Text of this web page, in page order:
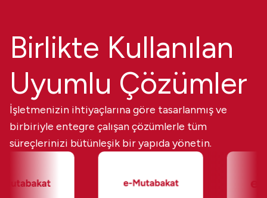
Birlikte Kullanılan
Uyumlu Çözümler
İşletmenizin ihtiyaçlarına göre tasarlanmış ve
birbiriyle entegre çalışan çözümlerle tüm
süreçlerinizi bütünleşik bir yapıda yönetin.